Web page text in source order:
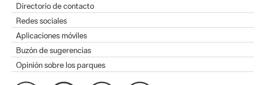
Directorio de contacto
Redes sociales
Aplicaciones móviles
Buzón de sugerencias
Opinión sobre los parques